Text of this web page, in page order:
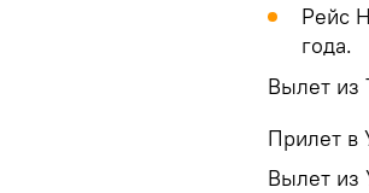
Рейс
года.
Вылет из
Прилет в
Вылет из